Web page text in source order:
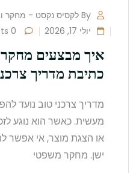
By לקסיס נקסט - מחקר וחיפוש משפטי
יולי 17, 2026
איך מבצעים
כתיבת מדריך
מדריך צרכני טוב נועד
מעשית. כאשר הוא נוגע
או הצגת מוצר, אי אפשר
ישן. מחקר משפטי